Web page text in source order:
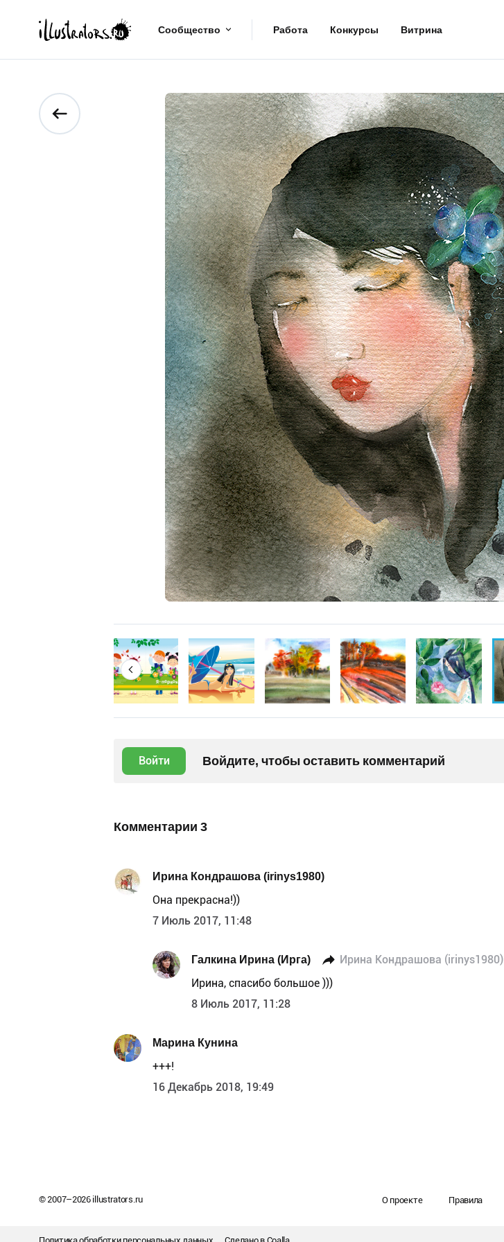
Сообщество Работа Конкурсы Витрина
Войти Войдите, чтобы оставить комментарий
Комментарии 3
Ирина Кондрашова (irinys1980)
Она прекрасна!))
7 Июль 2017, 11:48
Галкина Ирина (Ирга) Ирина Кондрашова (irinys1980)
Ирина, спасибо большое )))
8 Июль 2017, 11:28
Марина Кунина
+++!
16 Декабрь 2018, 19:49
© 2007–2026illustrators.ru О проекте Правила